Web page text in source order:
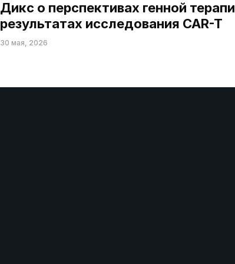
Дикс о перспективах генной
результатах исследования CAR-T
30 мая, 2026